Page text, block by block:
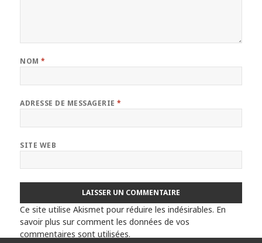
NOM*
ADRESSE DE MESSAGERIE*
SITE WEB
Ce site utilise Akismet pour réduire les indésirables. En
savoir plus sur comment les données de vos
commentaires sont utilisées.